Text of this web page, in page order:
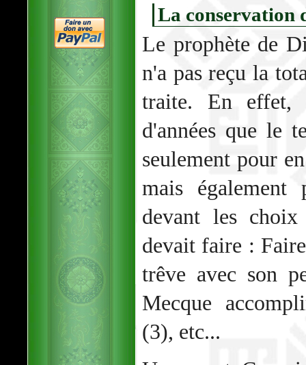
La conservation
Le prophète de
n'a pas reçu la
traite. En effet,
d'années que le
seulement pour
mais également
devant les
devait faire :
trêve avec son
Mecque
(3), etc...